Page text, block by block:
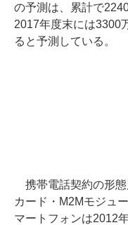
の予測は、累計で
2017年度末には3300
ると予測している。
携帯電話契約の形態
カード・M2Mモジュ
マートフォンは2012